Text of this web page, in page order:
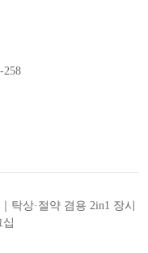
258
탁상·절약 겸용 2in1 장시